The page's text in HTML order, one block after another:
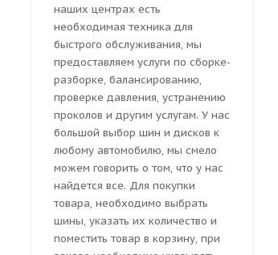
Автошина Ikon Tyres
(Nokian Tyres) Autograph
Ice 9 SUV 315/35 R21 111T
под заказ 5-7 дней
наших центрах есть
необходимая техника для
быстрого обслуживания, мы
предоставляем услуги по сборке-
разборке, балансированию,
проверке давления, устранению
проколов и другим услугам. У нас
большой выбор шин и дисков к
любому автомобилю, мы смело
можем говорить о том, что у нас
найдется все. Для покупки
товара, необходимо выбрать
шины, указать их количество и
поместить товар в корзину, при